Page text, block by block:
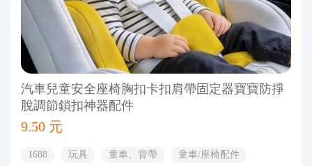
汽車兒童安全座椅胸扣卡扣肩帶固定器寶寶防掙
脫調節鎖扣神器配件
9.50 元
1688 玩具 童車、背帶
童車/座椅配件